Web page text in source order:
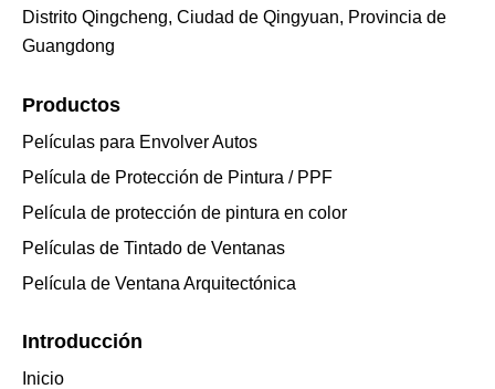
Distrito Qingcheng, Ciudad de Qingyuan, Provincia de
Guangdong
Productos
Películas para Envolver Autos
Película de Protección de Pintura / PPF
Película de protección de pintura en color
Películas de Tintado de Ventanas
Película de Ventana Arquitectónica
Introducción
Inicio